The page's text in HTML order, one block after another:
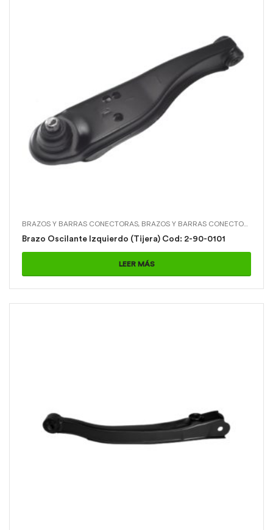
BRAZOS Y BARRAS CONECTORAS, BRAZOS Y BARRAS CONECTORAS > BRAZO OSCILANTE L (TIJERA)
Brazo Oscilante Izquierdo (Tijera) Cod: 2-90-0101
LEER MÁS